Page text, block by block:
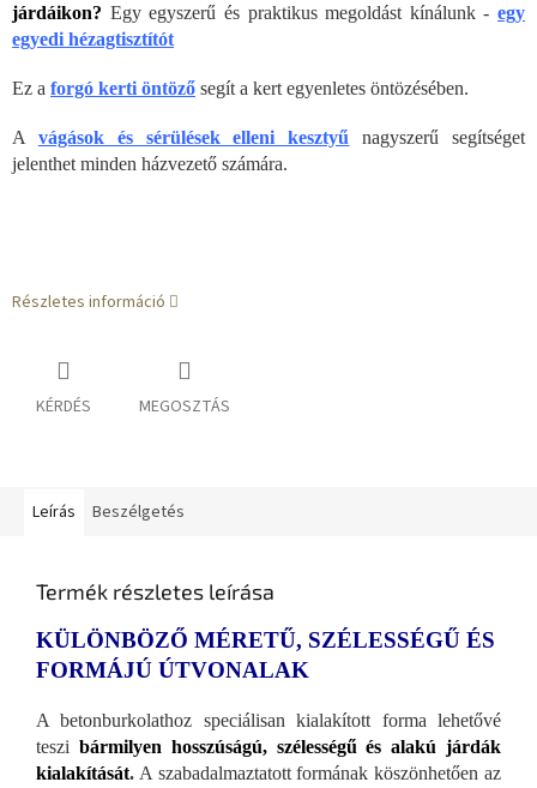
járdáikon? Egy egyszerű és praktikus megoldást kínálunk - egy
egyedi hézagtisztítót
Ez a forgó kerti öntöző segít a kert egyenletes öntözésében.
A vágások és sérülések elleni kesztyű nagyszerű segítséget
jelenthet minden házvezető számára.
Részletes információ
KÉRDÉS MEGOSZTÁS
Leírás Beszélgetés
Termék részletes leírása
KÜLÖNBÖZŐ MÉRETŰ, SZÉLESSÉGŰ ÉS
FORMÁJÚ ÚTVONALAK
A betonburkolathoz speciálisan kialakított forma lehetővé
teszi bármilyen hosszúságú, szélességű és alakú járdák
kialakítását. A szabadalmaztatott formának köszönhetően az